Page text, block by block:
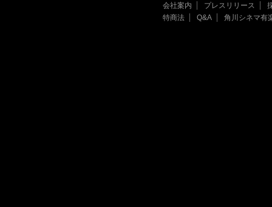
会社案内 プレスリリース
特商法
Q&A 角川シネマ有